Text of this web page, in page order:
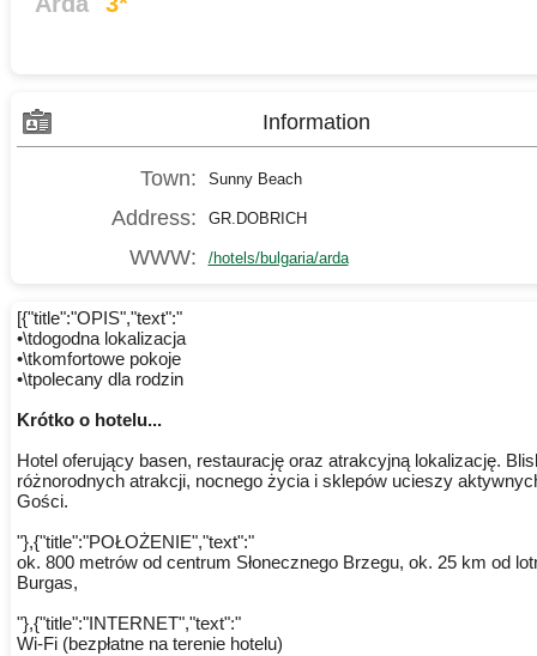
Information
Town: Sunny Beach
Address: GR.DOBRICH
WWW: /hotels/bulgaria/arda
[{"title":"OPIS","text":"
•\tdogodna lokalizacja
•\tkomfortowe pokoje
•\tpolecany dla rodzin
Krótko o hotelu...
Hotel oferujący basen, restaurację oraz atrakcyjną lokalizację.
różnorodnych atrakcji, nocnego życia i sklepów ucieszy
Gości.
"},{"title":"POŁOŻENIE","text":"
ok. 800 metrów od centrum Słonecznego Brzegu, ok. 25 km od
Burgas,
"},{"title":"INTERNET","text":"
Wi-Fi (bezpłatne na terenie hotelu)